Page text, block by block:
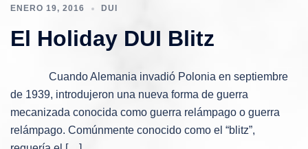
ENERO 19, 2016 DUI
El Holiday DUI Blitz
Cuando Alemania invadió Polonia en septiembre
de 1939, introdujeron una nueva forma de guerra
mecanizada conocida como guerra relámpago o guerra
relámpago. Comúnmente conocido como el “blitz”,